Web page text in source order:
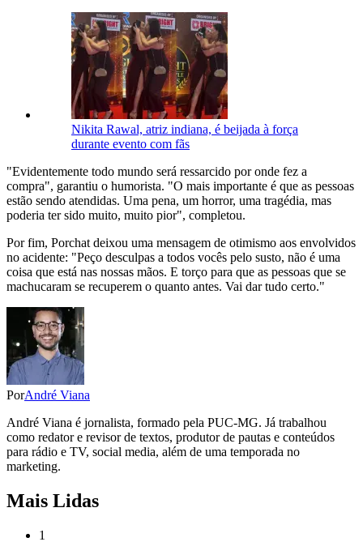
Nikita Rawal, atriz indiana, é beijada à força
durante evento com fãs
"Evidentemente todo mundo será ressarcido por onde fez a
compra", garantiu o humorista. "O mais importante é que as pessoas
estão sendo atendidas. Uma pena, um horror, uma tragédia, mas
poderia ter sido muito, muito pior", completou.
Por fim, Porchat deixou uma mensagem de otimismo aos envolvidos
no acidente: "Peço desculpas a todos vocês pelo susto, não é uma
coisa que está nas nossas mãos. E torço para que as pessoas que se
machucaram se recuperem o quanto antes. Vai dar tudo certo."
PorAndré Viana
André Viana é jornalista, formado pela PUC-MG. Já trabalhou
como redator e revisor de textos, produtor de pautas e conteúdos
para rádio e TV, social media, além de uma temporada no
marketing.
Mais Lidas
1